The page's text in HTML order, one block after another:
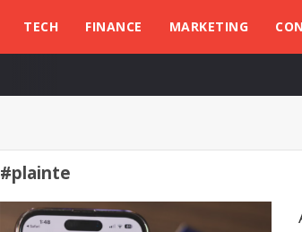
TECH FINANCE MARKETING
#plainte